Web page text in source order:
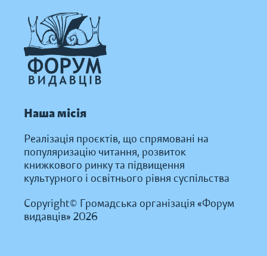
Наша місія
Реалізація проєктів, що спрямовані на
популяризацію читання, розвиток
книжкового ринку та підвищення
культурного і освітнього рівня суспільства
Copyright© Громадська організація «Форум
видавців» 2026